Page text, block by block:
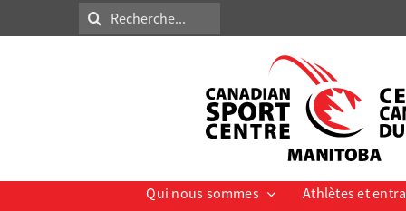
to
Search
for:
Qui nous sommes Athlètes et